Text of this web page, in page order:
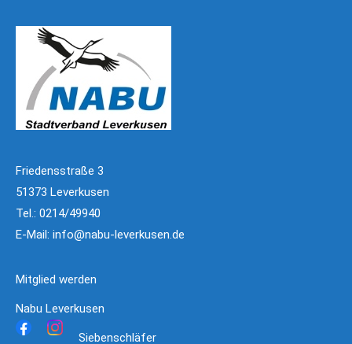
Friedensstraße 3
51373 Leverkusen
Tel.: 0214/49940
E-Mail: info@nabu-leverkusen.de
Mitglied werden
Nabu Leverkusen
Siebenschläfer